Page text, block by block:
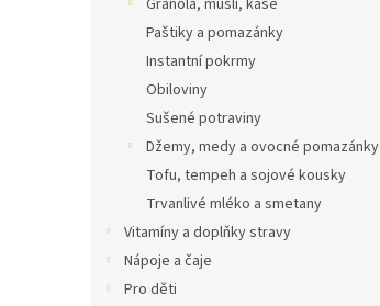
Granola, müsli, kaše
Paštiky a pomazánky
Instantní pokrmy
Obiloviny
Sušené potraviny
Džemy, medy a ovocné pomazánky
Tofu, tempeh a sojové kousky
Trvanlivé mléko a smetany
Vitamíny a doplňky stravy
Nápoje a čaje
Pro děti